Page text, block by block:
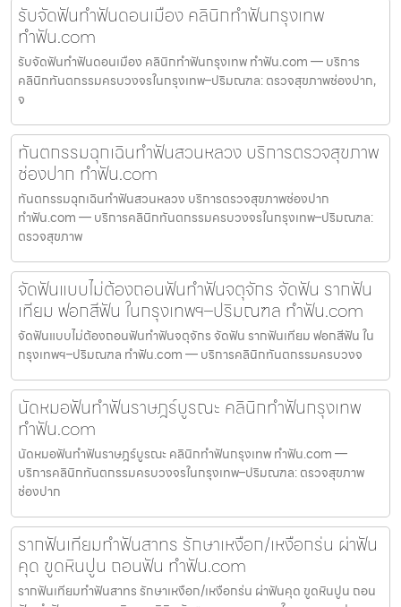
รับจัดฟันทำฟันดอนเมือง คลินิกทำฟันกรุงเทพ
ทำฟัน.com
รับจัดฟันทำฟันดอนเมือง คลินิกทำฟันกรุงเทพ ทำฟัน.com — บริการ
คลินิกทันตกรรมครบวงจรในกรุงเทพ–ปริมณฑล: ตรวจสุขภาพช่องปาก,
จ
ทันตกรรมฉุกเฉินทำฟันสวนหลวง บริการตรวจสุขภาพ
ช่องปาก ทำฟัน.com
ทันตกรรมฉุกเฉินทำฟันสวนหลวง บริการตรวจสุขภาพช่องปาก
ทำฟัน.com — บริการคลินิกทันตกรรมครบวงจรในกรุงเทพ–ปริมณฑล:
ตรวจสุขภาพ
จัดฟันแบบไม่ต้องถอนฟันทำฟันจตุจักร จัดฟัน รากฟัน
เทียม ฟอกสีฟัน ในกรุงเทพฯ–ปริมณฑล ทำฟัน.com
จัดฟันแบบไม่ต้องถอนฟันทำฟันจตุจักร จัดฟัน รากฟันเทียม ฟอกสีฟัน ใน
กรุงเทพฯ–ปริมณฑล ทำฟัน.com — บริการคลินิกทันตกรรมครบวงจ
นัดหมอฟันทำฟันราษฎร์บูรณะ คลินิกทำฟันกรุงเทพ
ทำฟัน.com
นัดหมอฟันทำฟันราษฎร์บูรณะ คลินิกทำฟันกรุงเทพ ทำฟัน.com —
บริการคลินิกทันตกรรมครบวงจรในกรุงเทพ–ปริมณฑล: ตรวจสุขภาพ
ช่องปาก
รากฟันเทียมทำฟันสาทร รักษาเหงือก/เหงือกร่น ผ่าฟัน
คุด ขูดหินปูน ถอนฟัน ทำฟัน.com
รากฟันเทียมทำฟันสาทร รักษาเหงือก/เหงือกร่น ผ่าฟันคุด ขูดหินปูน ถอน